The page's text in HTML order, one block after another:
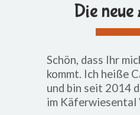
Die
Schön, dass Ihr
kommt. Ich heiße
und bin seit 2014
im Käferwiesental